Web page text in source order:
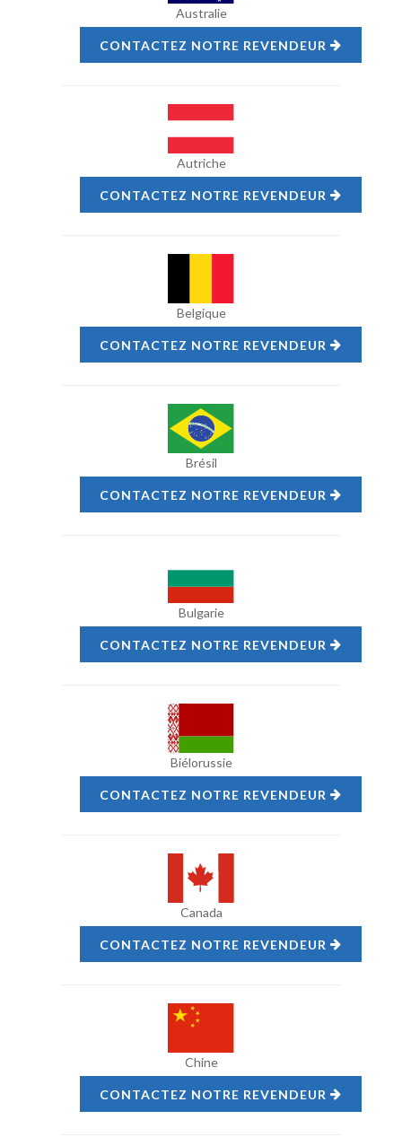
Australie
CONTACTEZ NOTRE REVENDEUR
Autriche
CONTACTEZ NOTRE REVENDEUR
Belgique
CONTACTEZ NOTRE REVENDEUR
Brésil
CONTACTEZ NOTRE REVENDEUR
Bulgarie
CONTACTEZ NOTRE REVENDEUR
Biélorussie
CONTACTEZ NOTRE REVENDEUR
Canada
CONTACTEZ NOTRE REVENDEUR
Chine
CONTACTEZ NOTRE REVENDEUR